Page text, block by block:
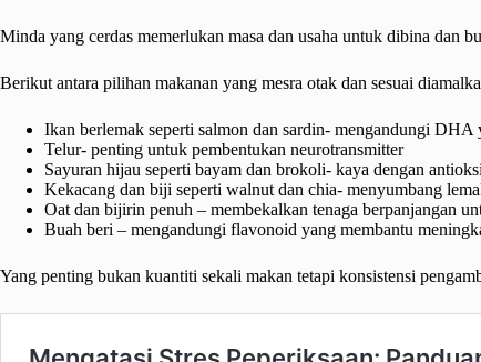
Minda yang cerdas memerlukan masa dan usaha untuk dibina dan
Berikut antara pilihan makanan yang mesra otak dan sesuai
Ikan berlemak seperti salmon dan sardin- mengandungi
Telur- penting untuk pembentukan neurotransmitter
Sayuran hijau seperti bayam dan brokoli- kaya dengan
Kekacang dan biji seperti walnut dan chia- menyumbang
Oat dan bijirin penuh – membekalkan tenaga berpanjangan
Buah beri – mengandungi flavonoid yang membantu
Yang penting bukan kuantiti sekali makan tetapi konsistensi